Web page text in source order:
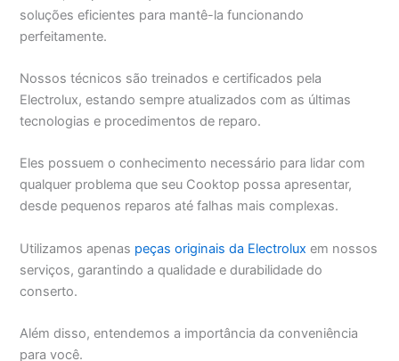
soluções eficientes para mantê-la funcionando
perfeitamente.
Nossos técnicos são treinados e certificados pela
Electrolux, estando sempre atualizados com as últimas
tecnologias e procedimentos de reparo.
Eles possuem o conhecimento necessário para lidar com
qualquer problema que seu Cooktop possa apresentar,
desde pequenos reparos até falhas mais complexas.
Utilizamos apenas peças originais da Electrolux em nossos
serviços, garantindo a qualidade e durabilidade do
conserto.
Além disso, entendemos a importância da conveniência
para você.